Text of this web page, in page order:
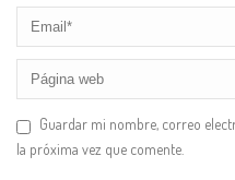
Guardar mi nombre, correo
la próxima vez que comente.